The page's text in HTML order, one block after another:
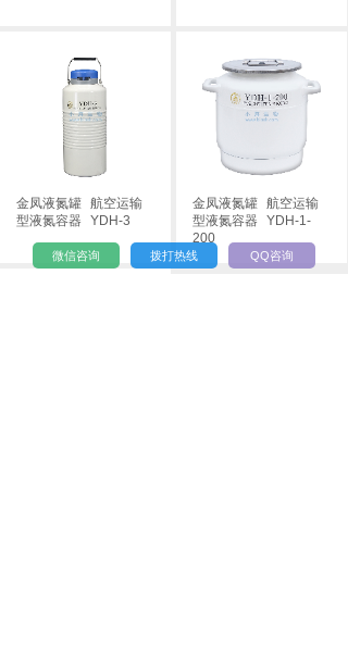
金凤液氮罐 航空运输
型液氮容器
YDH-3
金凤液氮罐 航空运输
型液氮容器
YDH-1-
200
拨打热线
微信咨询 QQ咨询